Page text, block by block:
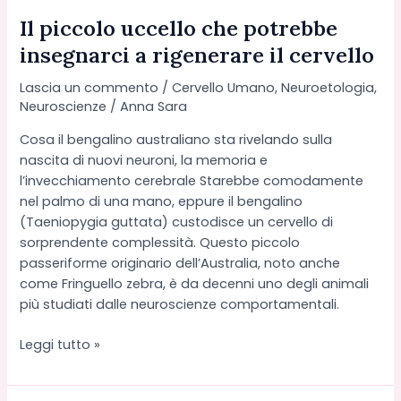
Il piccolo uccello che potrebbe
insegnarci a rigenerare il cervello
Lascia un commento /Cervello Umano,Neuroetologia,
Neuroscienze /Anna Sara
Cosa il bengalino australiano sta rivelando sulla
nascita di nuovi neuroni, la memoria e
l’invecchiamento cerebrale Starebbe comodamente
nel palmo di una mano, eppure il bengalino
(Taeniopygia guttata) custodisce un cervello di
sorprendente complessità. Questo piccolo
passeriforme originario dell’Australia, noto anche
come Fringuello zebra, è da decenni uno degli animali
più studiati dalle neuroscienze comportamentali.
Il
uccello
Leggi tutto »